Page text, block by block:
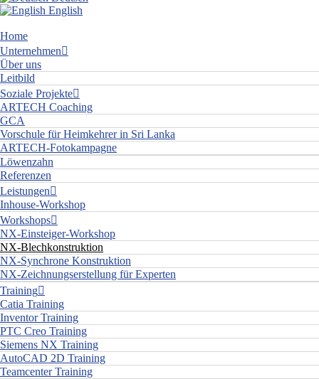
English
Home
Unternehmen
Über uns
Leitbild
Soziale Projekte
ARTECH Coaching
GCA
Vorschule für Heimkehrer in Sri Lanka
ARTECH-Fotokampagne
Löwenzahn
Referenzen
Leistungen
Inhouse-Workshop
Workshops
NX-Einsteiger-Workshop
NX-Blechkonstruktion
NX-Synchrone Konstruktion
NX-Zeichnungserstellung für Experten
Training
Catia Training
Inventor Training
PTC Creo Training
Siemens NX Training
AutoCAD 2D Training
Teamcenter Training